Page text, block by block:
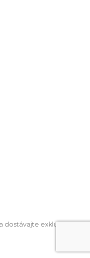
dostávajte exkluzívne